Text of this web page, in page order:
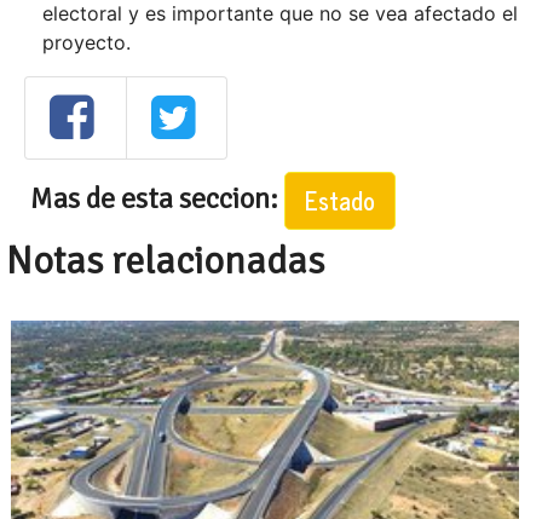
electoral y es importante que no se vea afectado el
proyecto.
Mas de esta seccion: Estado
Notas relacionadas